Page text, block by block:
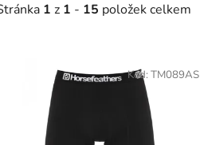
1 z 1 - 15 položek celkem
Kód: TM089AS